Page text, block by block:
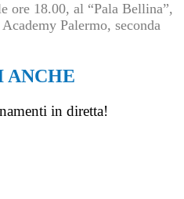
ore 18.00, al “Pala Bellina”,
Palermo, seconda
ANCHE
in diretta!